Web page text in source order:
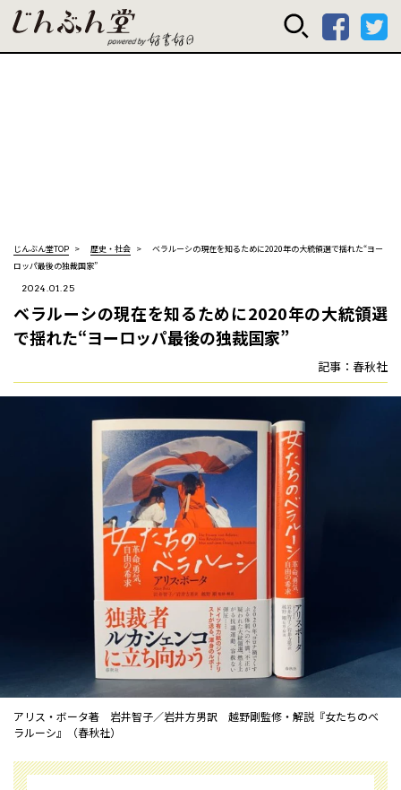
じんぶん堂
じんぶん堂TOP 歴史・社会
ベラルーシの現在を知るために――2020年の大統領選で揺れた“ヨー
ロッパ最後の独裁国家”
2024.01.25
ベラルーシの現在を知るために――2020年の大統領選
で揺れた“ヨーロッパ最後の独裁国家”
記事：春秋社
アリス・ボータ著 岩井智子／岩井方男訳 越野剛監修・解説『女たちのベ
ラルーシ』（春秋社）